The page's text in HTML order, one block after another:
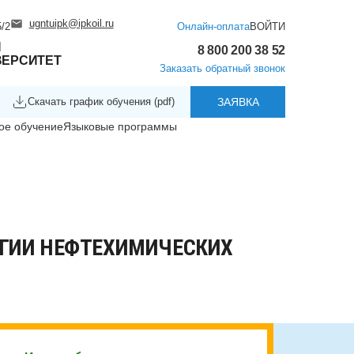
2 ugntuipk@ipkoil.ru Онлайн-оплатаВОЙТИ
8 800 200 38 52
Заказать обратный звонок
Скачать график обучения (pdf)
ЗАЯВКА
обучениеЯзыковые программы
НЕФТЕХИМИЧЕСКИХ